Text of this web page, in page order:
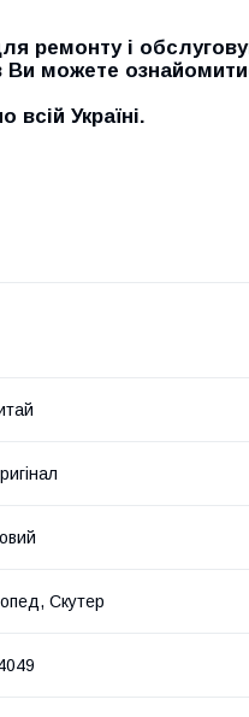
ремонту і
Ви можете
Україні.
Скутер